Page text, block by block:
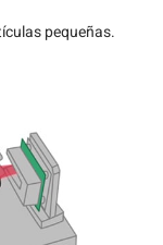
pequeñas.